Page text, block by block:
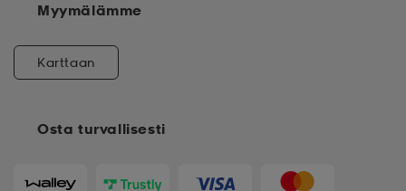
Osta turvallisesti
Myymälämme
Karttaan